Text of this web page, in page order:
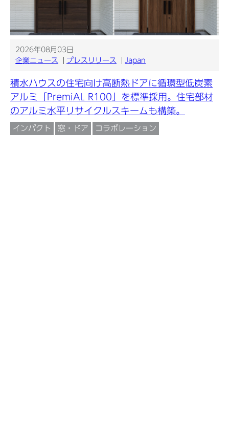
2026年08月03日
企業ニュース
プレスリリース Japan
積水ハウスの住宅向け高断熱ドアに循環型低炭素
アルミ「PremiAL R100」を標準採用。住宅部材
のアルミ水平リサイクルスキームも構築。
インパクト 窓・ドア コラボレーション